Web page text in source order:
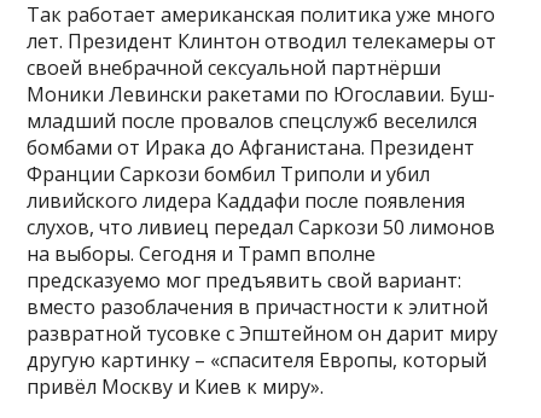
Так работает американская политика уже много
лет. Президент Клинтон отводил телекамеры от
своей внебрачной сексуальной партнёрши
Моники Левински ракетами по Югославии. Буш-
младший после провалов спецслужб веселился
бомбами от Ирака до Афганистана. Президент
Франции Саркози бомбил Триполи и убил
ливийского лидера Каддафи после появления
слухов, что ливиец передал Саркози 50 лимонов
на выборы. Сегодня и Трамп вполне
предсказуемо мог предъявить свой вариант:
вместо разоблачения в причастности к элитной
развратной тусовке с Эпштейном он дарит миру
другую картинку – «спасителя Европы, который
привёл Москву и Киев к миру».